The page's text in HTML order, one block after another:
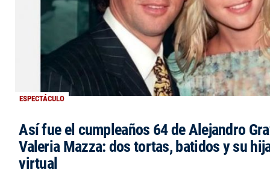
ESPECTÁCULO
Así fue el cumpleaños 64 de Alejandro
Valeria Mazza: dos tortas, batidos y su
virtual